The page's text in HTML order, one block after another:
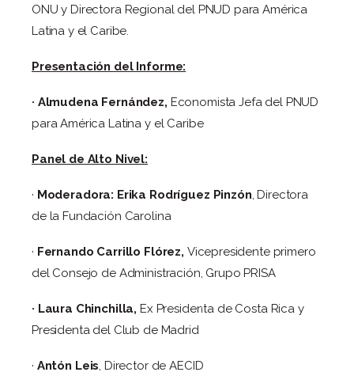
ONU y Directora Regional del PNUD para América
Latina y el Caribe.
Presentación del Informe:
· Almudena Fernández, Economista Jefa del PNUD
para América Latina y el Caribe
Panel de Alto Nivel:
· Moderadora: Erika Rodríguez Pinzón , Directora
de la Fundación Carolina
· Fernando Carrillo Flórez, Vicepresidente primero
del Consejo de Administración, Grupo PRISA
· Laura Chinchilla, Ex Presidenta de Costa Rica y
Presidenta del Club de Madrid
· Antón Leis , Director de AECID